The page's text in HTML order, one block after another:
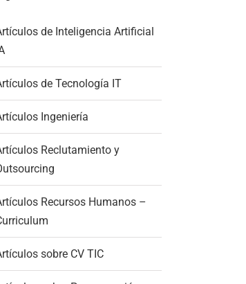
de Inteligencia Artificial
de Tecnología IT
Ingeniería
Reclutamiento y
Recursos Humanos –
sobre CV TIC